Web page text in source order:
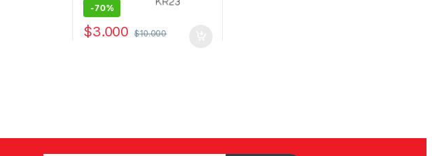
-70%
$3.000 $10.000